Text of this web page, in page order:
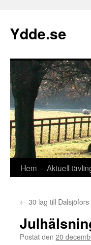
innehåll
Ydde.se
Hem Aktuell
← 30 lag till
Postat den 20